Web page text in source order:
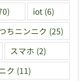
iot (6)
ちニンニク (25)
スマホ (2)
ク (11)